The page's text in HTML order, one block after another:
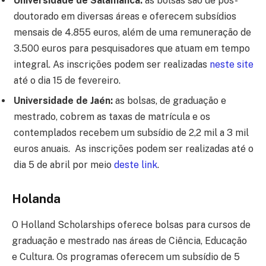
doutorado em diversas áreas e oferecem subsídios
mensais de 4.855 euros, além de uma remuneração de
3.500 euros para pesquisadores que atuam em tempo
integral. As inscrições podem ser realizadas neste site
até o dia 15 de fevereiro.
Universidade de Jaén: as bolsas, de graduação e
mestrado, cobrem as taxas de matrícula e os
contemplados recebem um subsídio de 2,2 mil a 3 mil
euros anuais. As inscrições podem ser realizadas até o
dia 5 de abril por meio deste link.
Holanda
O Holland Scholarships oferece bolsas para cursos de
graduação e mestrado nas áreas de Ciência, Educação
e Cultura. Os programas oferecem um subsídio de 5